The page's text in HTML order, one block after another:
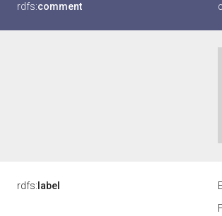
rdfs:comment
rdfs: label